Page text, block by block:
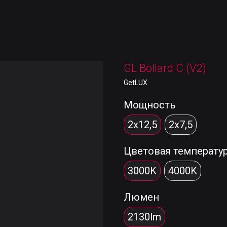
GL Bollard C (V2)
GetLUX
Мощность
2x12,5
2x7,5
Цветовая
3000K
4000K
Люмен
2130lm